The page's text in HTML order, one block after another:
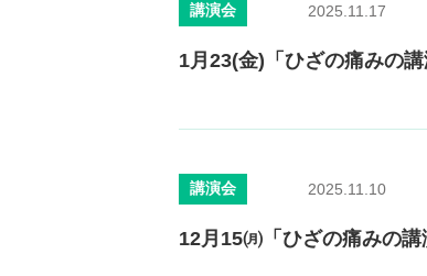
講演会 2025.11.17
1月23(金)「ひざの痛みの
講演会 2025.11.10
12月15㈪「ひざの痛みの